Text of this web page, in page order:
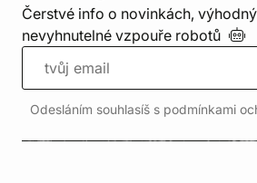
Čerstvé info o novinkách,
nevyhnutelné vzpouře robotů
Odesláním souhlasíš s podmínkami